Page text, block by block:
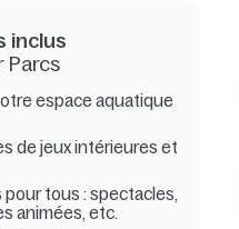
inclus
Parcs
espace aquatique
de jeux intérieures et
tous : spectacles,
animées, etc.